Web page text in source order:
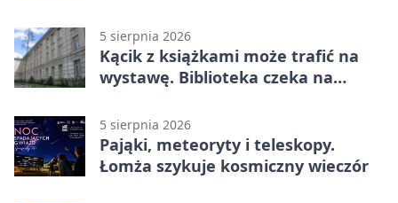
5 sierpnia 2026
Kącik z książkami może trafić na
wystawę. Biblioteka czeka na
5 sierpnia 2026
Pająki, meteoryty i teleskopy.
Łomża szykuje kosmiczny wieczór